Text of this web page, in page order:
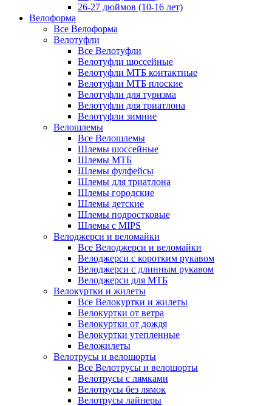
26-27 дюймов (10-16 лет)
Велоформа
Все Велоформа
Велотуфли
Все Велотуфли
Велотуфли шоссейные
Велотуфли МТБ контактные
Велотуфли МТБ плоские
Велотуфли для туризма
Велотуфли для триатлона
Велотуфли зимние
Велошлемы
Все Велошлемы
Шлемы шоссейные
Шлемы МТБ
Шлемы фулфейсы
Шлемы для триатлона
Шлемы городские
Шлемы детские
Шлемы подростковые
Шлемы с MIPS
Велоджерси и веломайки
Все Велоджерси и веломайки
Велоджерси с коротким рукавом
Велоджерси с длинным рукавом
Велоджерси для МТБ
Велокуртки и жилеты
Все Велокуртки и жилеты
Велокуртки от ветра
Велокуртки от дождя
Велокуртки утепленные
Веложилеты
Велотрусы и велошорты
Все Велотрусы и велошорты
Велотрусы с лямками
Велотрусы без лямок
Велотрусы лайнеры